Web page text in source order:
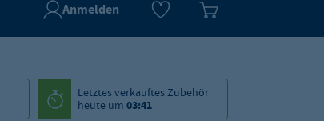
Anmelden
Letztes verkauftesZubehör
heute um03:41